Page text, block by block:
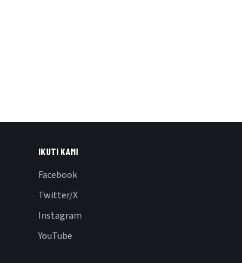
IKUTI KAMI
Facebook
Twitter/X
Instagram
YouTube